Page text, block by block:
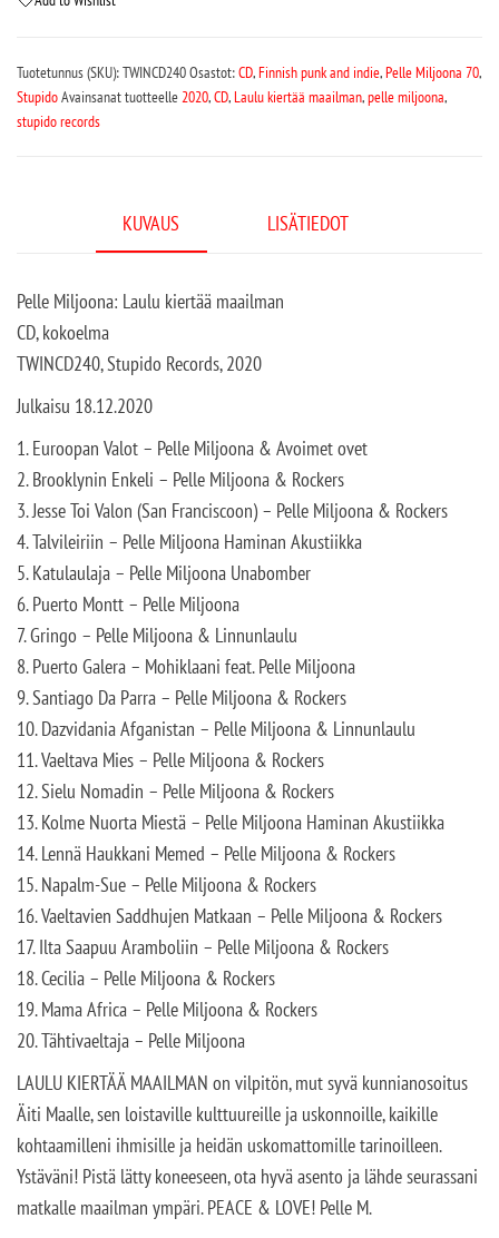
Tuotetunnus (SKU):TWINCD240Osastot:CD,Finnish punk and indie,Pelle Miljoona 70,
StupidoAvainsanat tuotteelle2020,CD,Laulu kiertää maailman,pelle miljoona,
stupido records
KUVAUS LISÄTIEDOT
Pelle Miljoona: Laulu kiertää maailman
CD, kokoelma
TWINCD240, Stupido Records, 2020
Julkaisu 18.12.2020
1. Euroopan Valot – Pelle Miljoona & Avoimet ovet
2. Brooklynin Enkeli – Pelle Miljoona & Rockers
3. Jesse Toi Valon (San Franciscoon) – Pelle Miljoona & Rockers
4. Talvileiriin – Pelle Miljoona Haminan Akustiikka
5. Katulaulaja – Pelle Miljoona Unabomber
6. Puerto Montt – Pelle Miljoona
7. Gringo – Pelle Miljoona & Linnunlaulu
8. Puerto Galera – Mohiklaani feat. Pelle Miljoona
9. Santiago Da Parra – Pelle Miljoona & Rockers
10. Dazvidania Afganistan – Pelle Miljoona & Linnunlaulu
11. Vaeltava Mies – Pelle Miljoona & Rockers
12. Sielu Nomadin – Pelle Miljoona & Rockers
13. Kolme Nuorta Miestä – Pelle Miljoona Haminan Akustiikka
14. Lennä Haukkani Memed – Pelle Miljoona & Rockers
15. Napalm-Sue – Pelle Miljoona & Rockers
16. Vaeltavien Saddhujen Matkaan – Pelle Miljoona & Rockers
17. Ilta Saapuu Aramboliin – Pelle Miljoona & Rockers
18. Cecilia – Pelle Miljoona & Rockers
19. Mama Africa – Pelle Miljoona & Rockers
20. Tähtivaeltaja – Pelle Miljoona
LAULU KIERTÄÄ MAAILMAN on vilpitön, mut syvä kunnianosoitus
Äiti Maalle, sen loistaville kulttuureille ja uskonnoille, kaikille
kohtaamilleni ihmisille ja heidän uskomattomille tarinoilleen.
Ystäväni! Pistä lätty koneeseen, ota hyvä asento ja lähde seurassani
matkalle maailman ympäri. PEACE & LOVE! Pelle M.